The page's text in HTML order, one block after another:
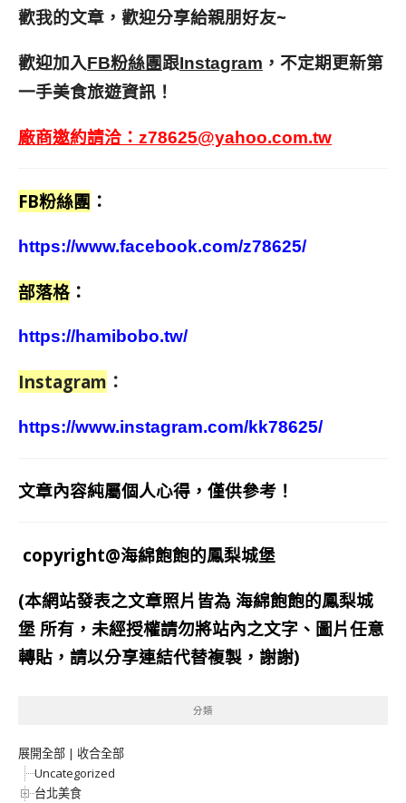
歡我的文章，歡迎分享給親朋好友~
歡迎加入FB粉絲團跟Instagram ，不定期更新第
一手美食旅遊資訊！
廠商邀約請洽： z78625@yahoo.com.tw
FB粉絲團 ：
https://www.facebook.com/z78625/
部落格 ：
https://hamibobo.tw/
Instagram ：
https://www.instagram.com/kk78625/
文章內容純屬個人心得，僅供參考！
copyright@海綿飽飽的鳳梨城堡
(本網站發表之文章照片皆為 海綿飽飽的鳳梨城
堡 所有，未經授權請勿將站內之文字、圖片任意
轉貼，請以分享連結代替複製，謝謝)
分類
展開全部 | 收合全部
Uncategorized
台北美食